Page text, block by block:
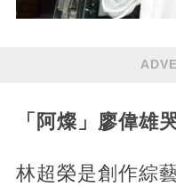
「阿燦」廖偉雄
林超榮是創作綜